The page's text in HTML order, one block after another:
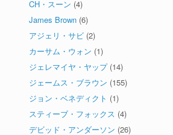
CH・スーン (4)
James Brown (6)
アジェリ・サビ (2)
カーサム・ウォン (1)
ジェレマイヤ・ヤップ(14)
ジェームス・ブラウン (155)
ジョン・ベネディクト (1)
スティーブ・フォックス (4)
デビッド・アンダーソン (26)